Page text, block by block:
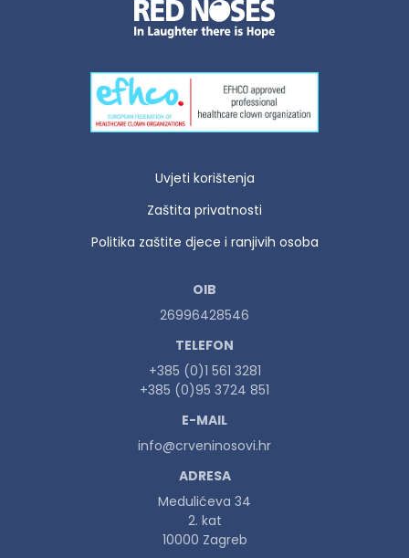
Uvjeti korištenja
Zaštita privatnosti
Politika zaštite djece i ranjivih osoba
OIB
26996428546
TELEFON
+385 (0)1 561 3281
+385 (0)95 3724 851
E-MAIL
info@crveninosovi.hr
ADRESA
Medulićeva 34
2. kat
10000 Zagreb